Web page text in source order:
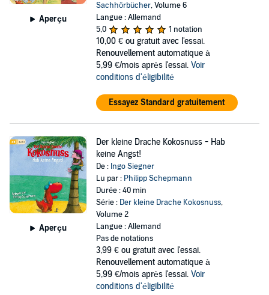
Aperçu
Sachhörbücher, Volume 6
Langue : Allemand
5,0
1 notation
10,00 € ou gratuit avec l'essai.
Renouvellement automatique à
5,99 €/mois après l'essai. Voir
conditions d'éligibilité
Essayez Standard gratuitement
Aperçu
Der kleine Drache Kokosnuss - Hab
keine Angst!
De : Ingo Siegner
Lu par : Philipp Schepmann
Durée : 40 min
Série : Der kleine Drache Kokosnuss,
Volume 2
Langue : Allemand
Pas de notations
3,99 € ou gratuit avec l'essai.
Renouvellement automatique à
5,99 €/mois après l'essai. Voir
conditions d'éligibilité